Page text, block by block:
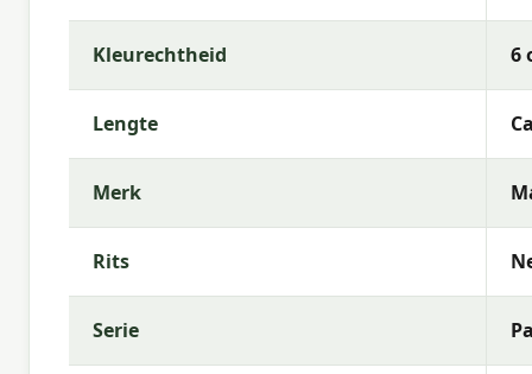
Kleurechtheid 6
Lengte
Merk
Rits
Serie